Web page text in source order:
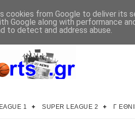
1 SUPER LEAGUE 2 Γ
cookies from Google to deliver its
Google along with performance
to detect and address abuse.